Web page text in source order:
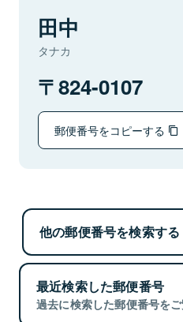
田中
タナカ
824-0107
郵便番号をコピーする
他の郵便番号を検索する
最近検索した郵便番号
過去に検索した郵便番号をご